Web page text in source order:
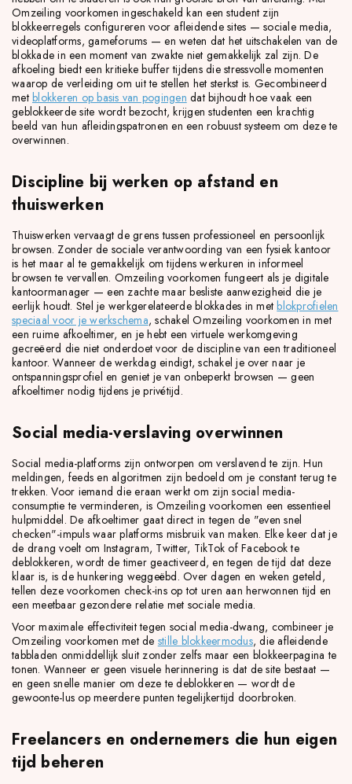
Omzeiling voorkomen ingeschakeld kan een student zijn
blokkeerregels configureren voor afleidende sites — sociale media,
videoplatforms, gameforums — en weten dat het uitschakelen van de
blokkade in een moment van zwakte niet gemakkelijk zal zijn. De
afkoeling biedt een kritieke buffer tijdens die stressvolle momenten
waarop de verleiding om uit te stellen het sterkst is. Gecombineerd
met blokkeren op basis van pogingen dat bijhoudt hoe vaak een
geblokkeerde site wordt bezocht, krijgen studenten een krachtig
beeld van hun afleidingspatronen en een robuust systeem om deze te
overwinnen.
Discipline bij werken op afstand en
thuiswerken
Thuiswerken vervaagt de grens tussen professioneel en persoonlijk
browsen. Zonder de sociale verantwoording van een fysiek kantoor
is het maar al te gemakkelijk om tijdens werkuren in informeel
browsen te vervallen. Omzeiling voorkomen fungeert als je digitale
kantoormanager — een zachte maar besliste aanwezigheid die je
eerlijk houdt. Stel je werkgerelateerde blokkades in metblokprofielen
speciaal voor je werkschema, schakel Omzeiling voorkomen in met
een ruime afkoeltimer, en je hebt een virtuele werkomgeving
gecreëerd die niet onderdoet voor de discipline van een traditioneel
kantoor. Wanneer de werkdag eindigt, schakel je over naar je
ontspanningsprofiel en geniet je van onbeperkt browsen — geen
afkoeltimer nodig tijdens je privétijd.
Social media-verslaving overwinnen
Social media-platforms zijn ontworpen om verslavend te zijn. Hun
meldingen, feeds en algoritmen zijn bedoeld om je constant terug te
trekken. Voor iemand die eraan werkt om zijn social media-
consumptie te verminderen, is Omzeiling voorkomen een essentieel
hulpmiddel. De afkoeltimer gaat direct in tegen de "even snel
checken"-impuls waar platforms misbruik van maken. Elke keer dat je
de drang voelt om Instagram, Twitter, TikTok of Facebook te
deblokkeren, wordt de timer geactiveerd, en tegen de tijd dat deze
klaar is, is de hunkering weggeëbd. Over dagen en weken geteld,
tellen deze voorkomen check-ins op tot uren aan herwonnen tijd en
een meetbaar gezondere relatie met sociale media.
Voor maximale effectiviteit tegen social media-dwang, combineer je
Omzeiling voorkomen met de stille blokkeermodus, die afleidende
tabbladen onmiddellijk sluit zonder zelfs maar een blokkeerpagina te
tonen. Wanneer er geen visuele herinnering is dat de site bestaat —
en geen snelle manier om deze te deblokkeren — wordt de
gewoonte-lus op meerdere punten tegelijkertijd doorbroken.
Freelancers en ondernemers die hun eigen
tijd beheren